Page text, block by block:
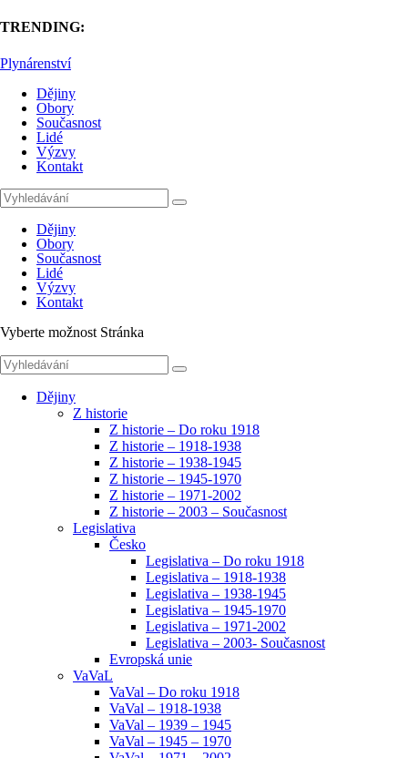
TRENDING:
Plynárenství
Dějiny
Obory
Současnost
Lidé
Výzvy
Kontakt
Dějiny
Obory
Současnost
Lidé
Výzvy
Kontakt
Vyberte možnost Stránka
Dějiny
Z historie
Z historie – Do roku 1918
Z historie – 1918-1938
Z historie – 1938-1945
Z historie – 1945-1970
Z historie – 1971-2002
Z historie – 2003 – Současnost
Legislativa
Česko
Legislativa – Do roku 1918
Legislativa – 1918-1938
Legislativa – 1938-1945
Legislativa – 1945-1970
Legislativa – 1971-2002
Legislativa – 2003- Současnost
Evropská unie
VaVaL
VaVal – Do roku 1918
VaVal – 1918-1938
VaVal – 1939 – 1945
VaVal – 1945 – 1970